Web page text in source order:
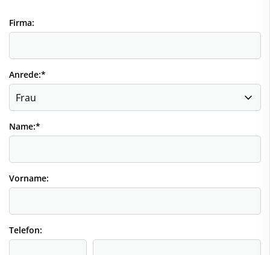
Firma:
Anrede:*
Name:*
Vorname:
Telefon: